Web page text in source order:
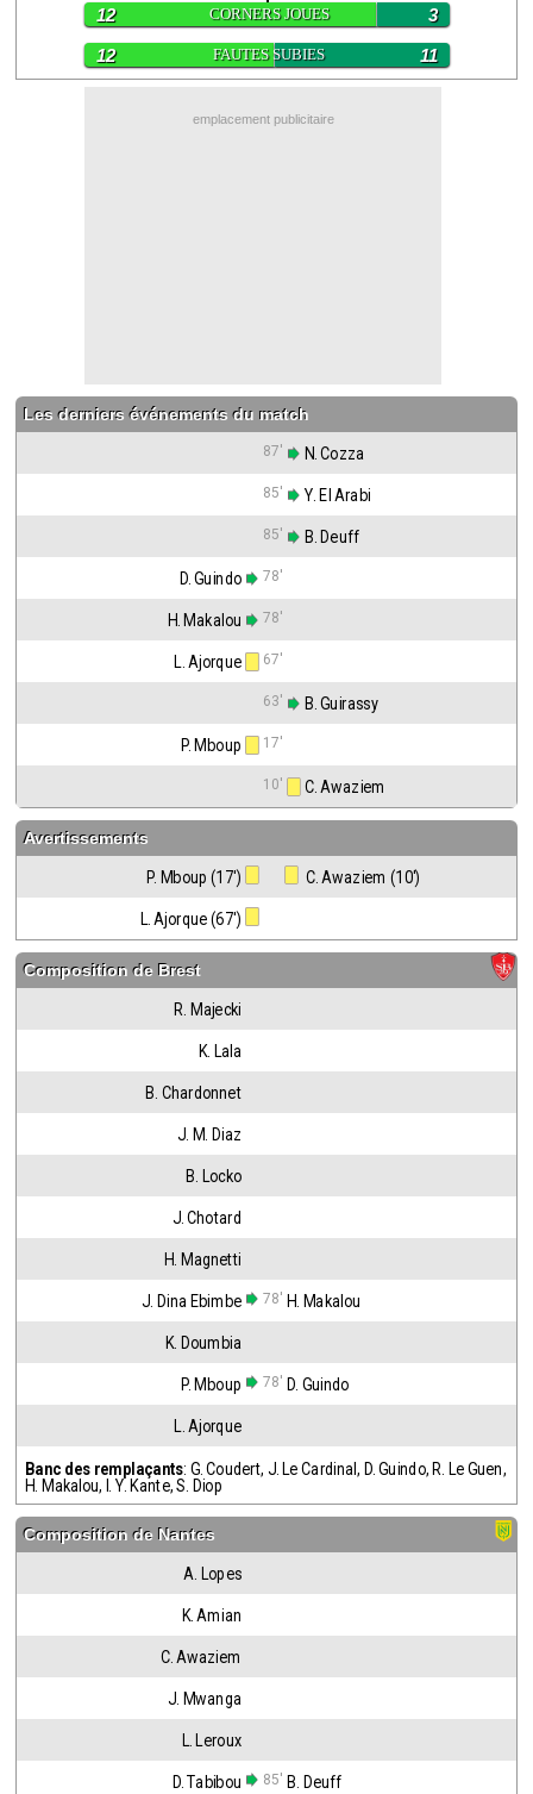
CORNERS JOUES
12 3
FAUTES SUBIES
12 11
emplacement publicitaire
Les derniers événements du match
87' N. Cozza
85' Y. El Arabi
85' B. Deuff
D. Guindo 78'
H. Makalou 78'
L. Ajorque 67'
63' B. Guirassy
P. Mboup 17'
10' C. Awaziem
Avertissements
P. Mboup (17') C. Awaziem (10')
L. Ajorque (67')
Composition de Brest
R. Majecki
K. Lala
B. Chardonnet
J. M. Diaz
B. Locko
J. Chotard
H. Magnetti
J. Dina Ebimbe 78' H. Makalou
K. Doumbia
P. Mboup 78' D. Guindo
L. Ajorque
Banc des remplaçants: G. Coudert, J. Le Cardinal, D. Guindo, R. Le Guen,
H. Makalou, I. Y. Kante,S. Diop
Composition de Nantes
A. Lopes
K. Amian
C. Awaziem
J. Mwanga
L. Leroux
D. Tabibou 85' B. Deuff
Contact / Signaler un bug
Recrutement Maxifoot